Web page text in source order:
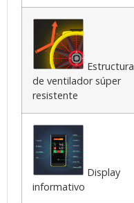
Estructura
de ventilador súper
resistente
Display
informativo